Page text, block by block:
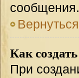
сообщения.
Как
При